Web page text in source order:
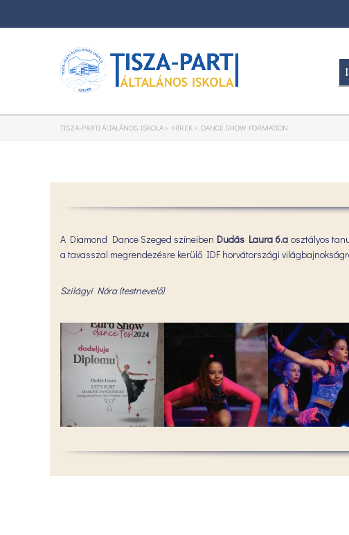
TISZA-PARTI ÁLTALÁNOS ISKOLA > HÍREK > DANCE SHOW FORMATION
A Diamond Dance Szeged színeiben Dudás Laura 6.a osztályos
a tavasszal megrendezésre kerülő IDF horvátországi
Szilágyi Nóra (testnevelő)